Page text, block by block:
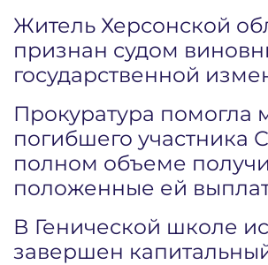
Житель Херсонской
признан судом
государственной
Прокуратура помогла
погибшего участника
полном объеме
положенные ей
В Генической школе
завершен